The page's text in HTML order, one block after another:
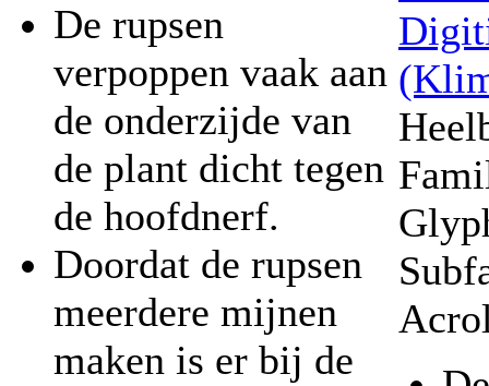
De rupsen
verpoppen vaak aan
de onderzijde van
de plant dicht tegen
de hoofdnerf.
Doordat de rupsen
meerdere mijnen
maken is er bij de